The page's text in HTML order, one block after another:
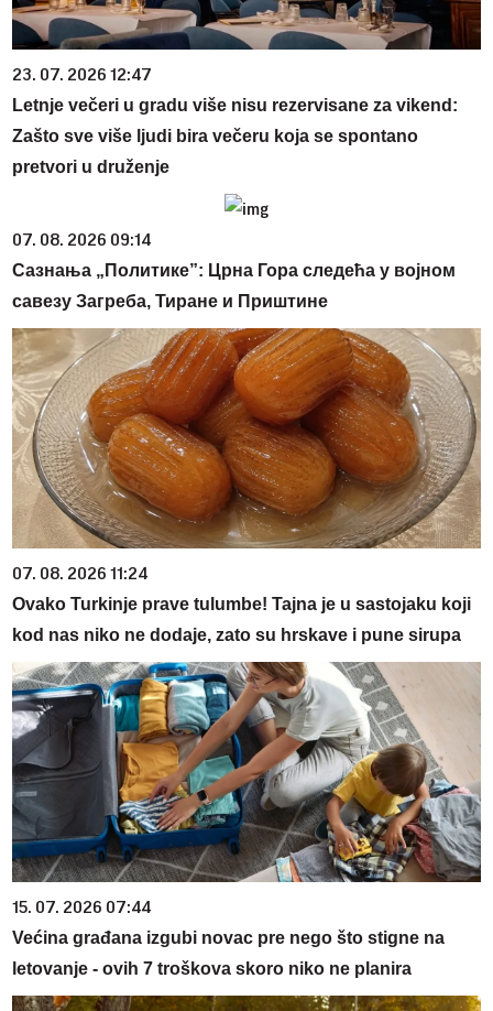
23. 07. 2026 12:47
Letnje večeri u gradu više nisu rezervisane za vikend:
Zašto sve više ljudi bira večeru koja se spontano
pretvori u druženje
07. 08. 2026 09:14
Сазнања „Политике”: Црна Гора следећа у војном
савезу Загреба, Тиране и Приштине
07. 08. 2026 11:24
Ovako Turkinje prave tulumbe! Tajna je u sastojaku koji
kod nas niko ne dodaje, zato su hrskave i pune sirupa
15. 07. 2026 07:44
Većina građana izgubi novac pre nego što stigne na
letovanje - ovih 7 troškova skoro niko ne planira